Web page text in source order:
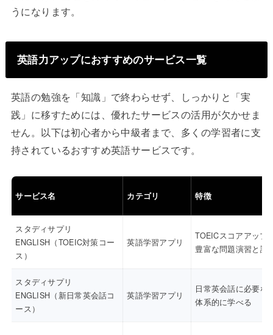
うになります。
英語力アップにおすすめのサービス一覧
英語の勉強を「知識」で終わらせず、しっかりと「実
践」に移すためには、優れたサービスの活用が欠かせま
せん。以下は初心者から中級者まで、多くの学習者に支
持されているおすすめ英語サービスです。
サービス名 カテゴリ 特徴
スタディサプリ
ENGLISH（TOEIC対策コー
ス）
英語学習アプリ
TOEICスコアアップ
豊富な問題演習と講
スタディサプリ
ENGLISH（新日常英会話コ
ース）
英語学習アプリ
日常英会話に必要な
体系的に学べる